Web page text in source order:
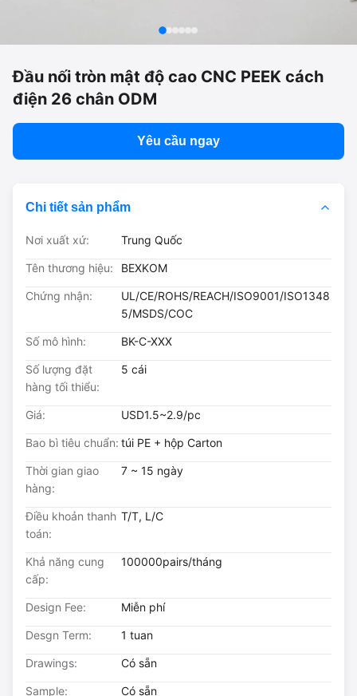
Đầu nối tròn mật độ cao CNC PEEK cách
điện 26 chân ODM
Yêu cầu ngay
Chi tiết sản phẩm
Nơi xuất xứ: Trung Quốc
Tên thương hiệu: BEXKOM
Chứng nhận:
UL/CE/ROHS/REACH/ISO9001/ISO1348
5/MSDS/COC
Số mô hình: BK-C-XXX
Số lượng đặt
hàng tối thiểu:
5 cái
Giá: USD1.5~2.9/pc
Bao bì tiêu chuẩn: túi PE + hộp Carton
Thời gian giao
hàng:
7 ~ 15 ngày
Điều khoản thanh
toán:
T/T, L/C
Khả năng cung
cấp:
100000pairs/tháng
Design Fee: Miễn phí
Desgn Term: 1 tuan
Drawings: Có sẵn
Sample: Có sẵn